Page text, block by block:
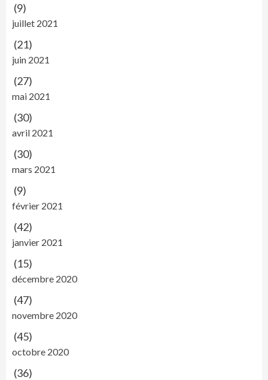
(9)
juillet 2021
(21)
juin 2021
(27)
mai 2021
(30)
avril 2021
(30)
mars 2021
(9)
février 2021
(42)
janvier 2021
(15)
décembre 2020
(47)
novembre 2020
(45)
octobre 2020
(36)